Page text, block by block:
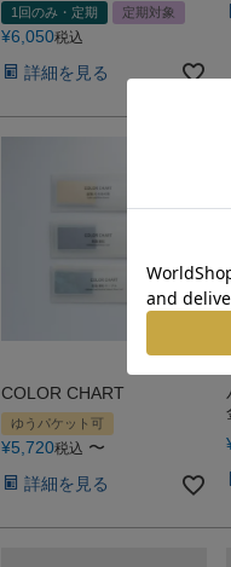
1回のみ・定期 定期対象
¥6,050税込
詳細を見る
COLOR CHART
ゆうパケット可
¥5,720税込 〜
詳細を見る